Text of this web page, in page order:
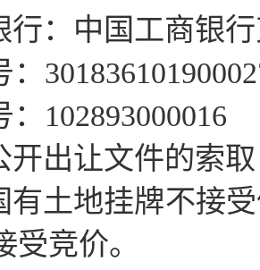
行：中国工商银
102893000016
开出让文件的索取
有土地挂牌不接
受竞价。